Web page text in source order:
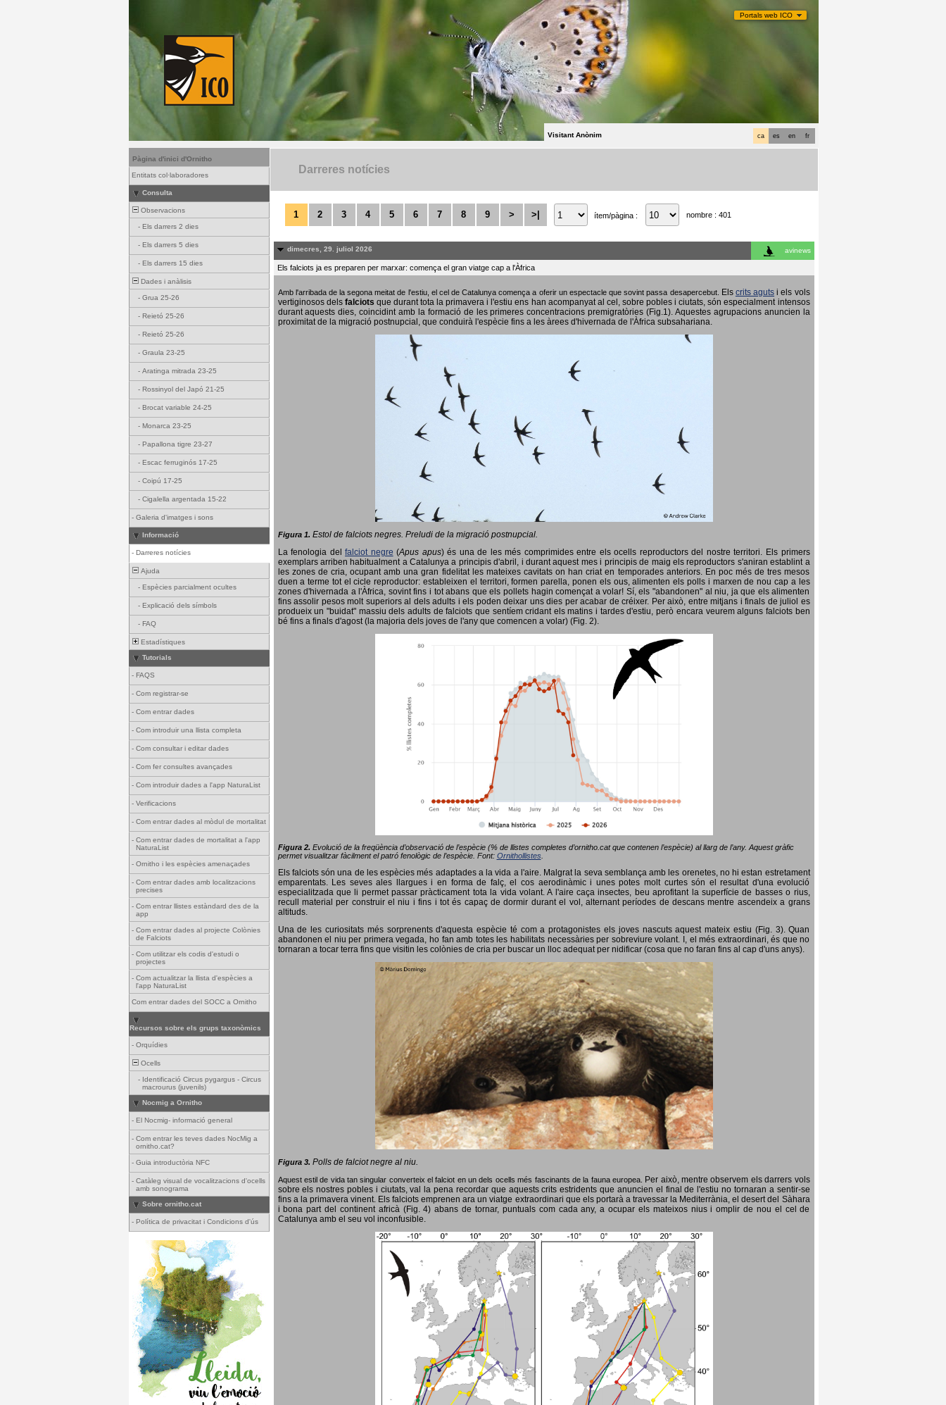
Portals web ICO
fr
en
es
ca
Visitant Anònim
Pàgina d'inici d'Ornitho
Entitats col·laboradores
Consulta
Observacions
- Els darrers 2 dies
- Els darrers 5 dies
- Els darrers 15 dies
Dades i anàlisis
- Grua 25-26
- Reietó 25-26
- Reietó 25-26
- Graula 23-25
- Aratinga mitrada 23-25
- Rossinyol del Japó 21-25
- Brocat variable 24-25
- Monarca 23-25
- Papallona tigre 23-27
- Escac ferruginós 17-25
- Coipú 17-25
- Cigalella argentada 15-22
- Galeria d'imatges i sons
Informació
- Darreres notícies
Ajuda
- Espècies parcialment ocultes
- Explicació dels símbols
- FAQ
Estadístiques
Tutorials
- FAQS
- Com registrar-se
- Com entrar dades
- Com introduir una llista completa
- Com consultar i editar dades
- Com fer consultes avançades
- Com introduir dades a l'app NaturaList
- Verificacions
- Com entrar dades al mòdul de mortalitat
- Com entrar dades de mortalitat a l'app
NaturaList
- Ornitho i les espècies amenaçades
- Com entrar dades amb localitzacions
precises
- Com entrar llistes estàndard des de la
app
- Com entrar dades al projecte Colònies
de Falciots
- Com utilitzar els codis d'estudi o
projectes
- Com actualitzar la llista d'espècies a
l'app NaturaList
Com entrar dades del SOCC a Ornitho
Recursos sobre els grups taxonòmics
- Orquídies
Ocells
- Identificació Circus pygargus - Circus
macrourus (juvenils)
Nocmig a Ornitho
- El Nocmig- informació general
- Com entrar les teves dades NocMig a
ornitho.cat?
- Guia introductòria NFC
- Catàleg visual de vocalitzacions d'ocells
amb sonograma
Sobre ornitho.cat
- Política de privacitat i Condicions d'ús
Darreres notícies
1 2 3 4 5 6 7 8 9 > >| ítem/pàgina : nombre : 401
dimecres, 29. juliol 2026 avinews
Els falciots ja es preparen per marxar: comença el gran viatge cap a l'Àfrica
Amb l'arribada de la segona meitat de l'estiu, el cel de Catalunya comença a oferir un espectacle que sovint passa desapercebut. Els crits aguts i els vols
vertiginosos dels falciots que durant tota la primavera i l'estiu ens han acompanyat al cel, sobre pobles i ciutats, són especialment intensos
durant aquests dies, coincidint amb la formació de les primeres concentracions premigratòries (Fig.1). Aquestes agrupacions anuncien la
proximitat de la migració postnupcial, que conduirà l'espècie fins a les àrees d'hivernada de l'Àfrica subsahariana.
Figura 1. Estol de falciots negres. Preludi de la migració postnupcial.
La fenologia delfalciot negre (Apus apus) és una de les més comprimides entre els ocells reproductors del nostre territori. Els primers
exemplars arriben habitualment a Catalunya a principis d'abril, i durant aquest mes i principis de maig els reproductors s'aniran establint a
les zones de cria, ocupant amb una gran fidelitat les mateixes cavitats on han criat en temporades anteriors. En poc més de tres mesos
duen a terme tot el cicle reproductor: estableixen el territori, formen parella, ponen els ous, alimenten els polls i marxen de nou cap a les
zones d'hivernada a l'Àfrica, sovint fins i tot abans que els pollets hagin començat a volar! Sí, els "abandonen" al niu, ja que els alimenten
fins assolir pesos molt superiors al dels adults i els poden deixar uns dies per acabar de créixer. Per això, entre mitjans i finals de juliol es
produeix un "buidat" massiu dels adults de falciots que sentíem cridant els matins i tardes d'estiu, però encara veurem alguns falciots ben
bé fins a finals d'agost (la majoria dels joves de l'any que comencen a volar) (Fig. 2).
Figura 2. Evolució de la freqüència d’observació de l’espècie (% de llistes completes d’ornitho.cat que contenen l’espècie) al llarg de l’any. Aquest gràfic
permet visualitzar fàcilment el patró fenològic de l’espècie. Font: Ornithollistes.
Els falciots són una de les espècies més adaptades a la vida a l'aire. Malgrat la seva semblança amb les orenetes, no hi estan estretament
emparentats. Les seves ales llargues i en forma de falç, el cos aerodinàmic i unes potes molt curtes són el resultat d'una evolució
especialitzada que li permet passar pràcticament tota la vida volant. A l'aire caça insectes, beu aprofitant la superfície de basses o rius,
recull material per construir el niu i fins i tot és capaç de dormir durant el vol, alternant períodes de descans mentre ascendeix a grans
altituds.
Una de les curiositats més sorprenents d'aquesta espècie té com a protagonistes els joves nascuts aquest mateix estiu (Fig. 3). Quan
abandonen el niu per primera vegada, ho fan amb totes les habilitats necessàries per sobreviure volant. I, el més extraordinari, és que no
tornaran a tocar terra fins que visitin les colònies de cria per buscar un lloc adequat per nidificar (cosa que no faran fins al cap d'uns anys).
Figura 3. Polls de falciot negre al niu.
Aquest estil de vida tan singular converteix el falciot en un dels ocells més fascinants de la fauna europea. Per això, mentre observem els darrers vols
sobre els nostres pobles i ciutats, val la pena recordar que aquests crits estridents que anuncien el final de l'estiu no tornaran a sentir-se
fins a la primavera vinent. Els falciots emprenen ara un viatge extraordinari que els portarà a travessar la Mediterrània, el desert del Sàhara
i bona part del continent africà (Fig. 4) abans de tornar, puntuals com cada any, a ocupar els mateixos nius i omplir de nou el cel de
Catalunya amb el seu vol inconfusible.